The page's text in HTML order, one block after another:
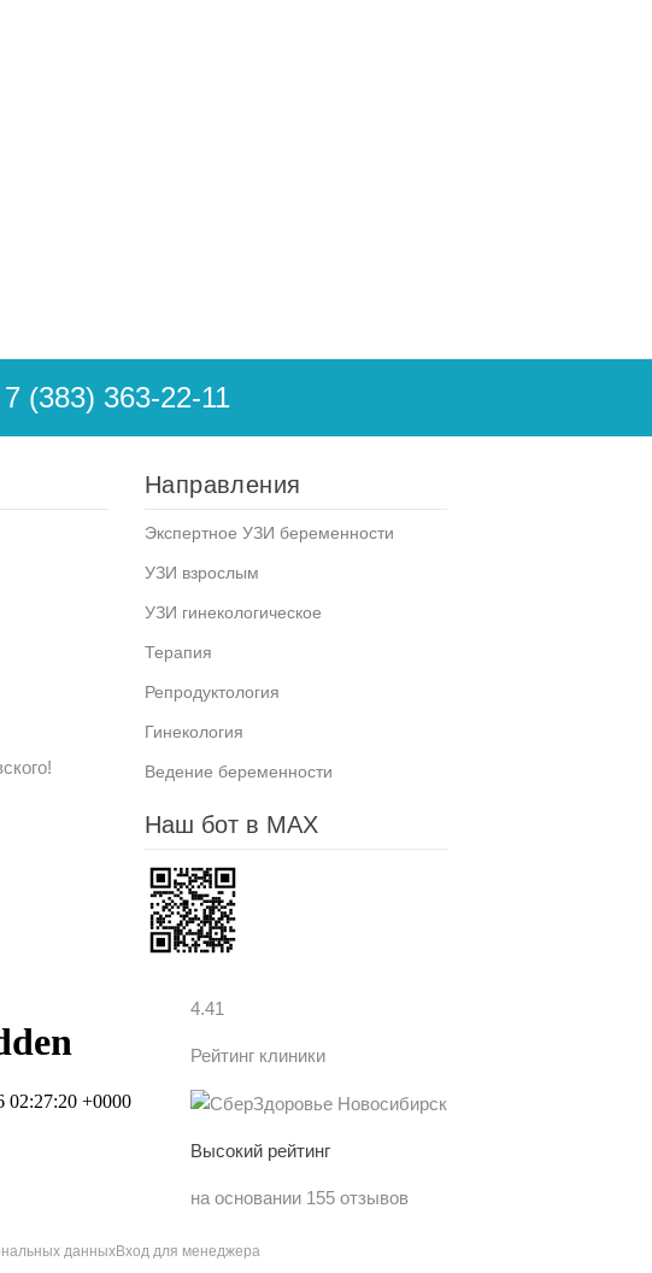
(383) 363-22-11
Направления
Экспертное УЗИ беременности
УЗИ взрослым
УЗИ гинекологическое
Терапия
Репродуктология
Гинекология
Ведение беременности
Наш бот в MAX
4.41
Рейтинг клиники
Высокий рейтинг
на основании 155 отзывов
данныхВход для менеджера